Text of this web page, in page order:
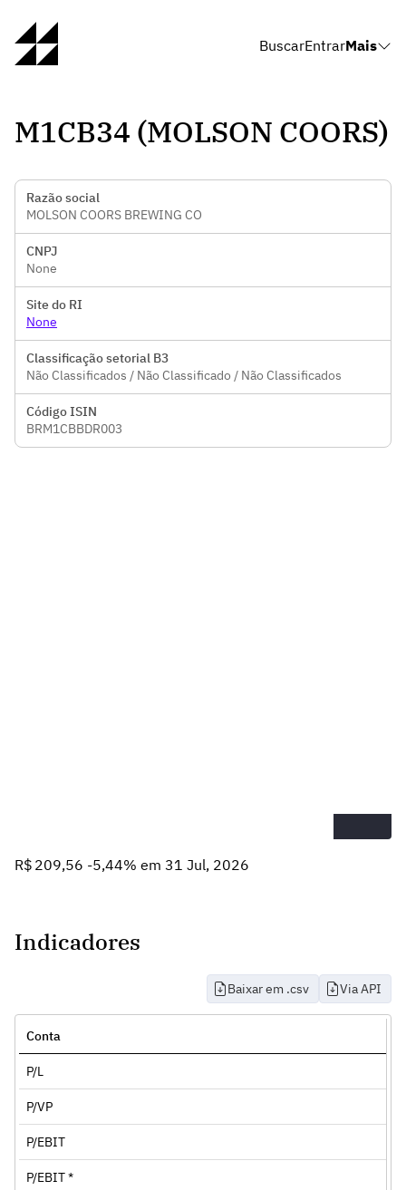
BuscarEntrarMais
M1CB34 (MOLSON COORS)
Razão social
MOLSON COORS BREWING CO
CNPJ
None
Site do RI
None
Classificação setorial B3
Não Classificados / Não Classificado / Não Classificados
Código ISIN
BRM1CBBDR003
R$ 209,56 -5,44% em 31 Jul, 2026
Indicadores
Baixar em .csv Via API
Conta
P/L
P/VP
P/EBIT
P/EBIT *